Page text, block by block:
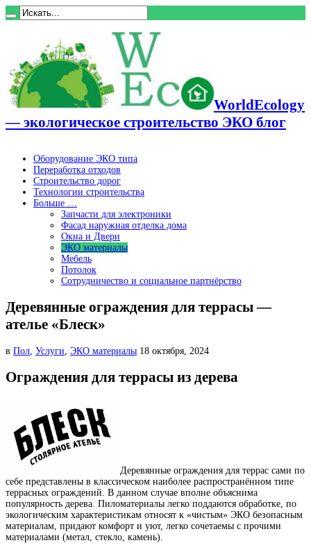
WorldEcology
— экологическое строительство ЭКО блог
Оборудование ЭКО типа
Переработка отходов
Строительство дорог
Технологии строительства
Больше …
Запчасти для электроники
Фасад наружная отделка дома
Окна и Двери
ЭКО материалы
Мебель
Потолок
Сотрудничество и социальное партнёрство
Деревянные ограждения для террасы —
ателье «Блеск»
в Пол Услуги ЭКО материалы 18 октября, 2024
Ограждения для террасы из дерева
Деревянные ограждения для террас сами по
себе представлены в классическом наиболее распространённом типе
террасных ограждений. В данном случае вполне объяснима
популярность дерева. Пиломатериалы легко поддаются обработке, по
экологическим характеристикам относят к «чистым» ЭКО безопасным
материалам, придают комфорт и уют, легко сочетаемы с прочими
материалами (метал, стекло, камень).